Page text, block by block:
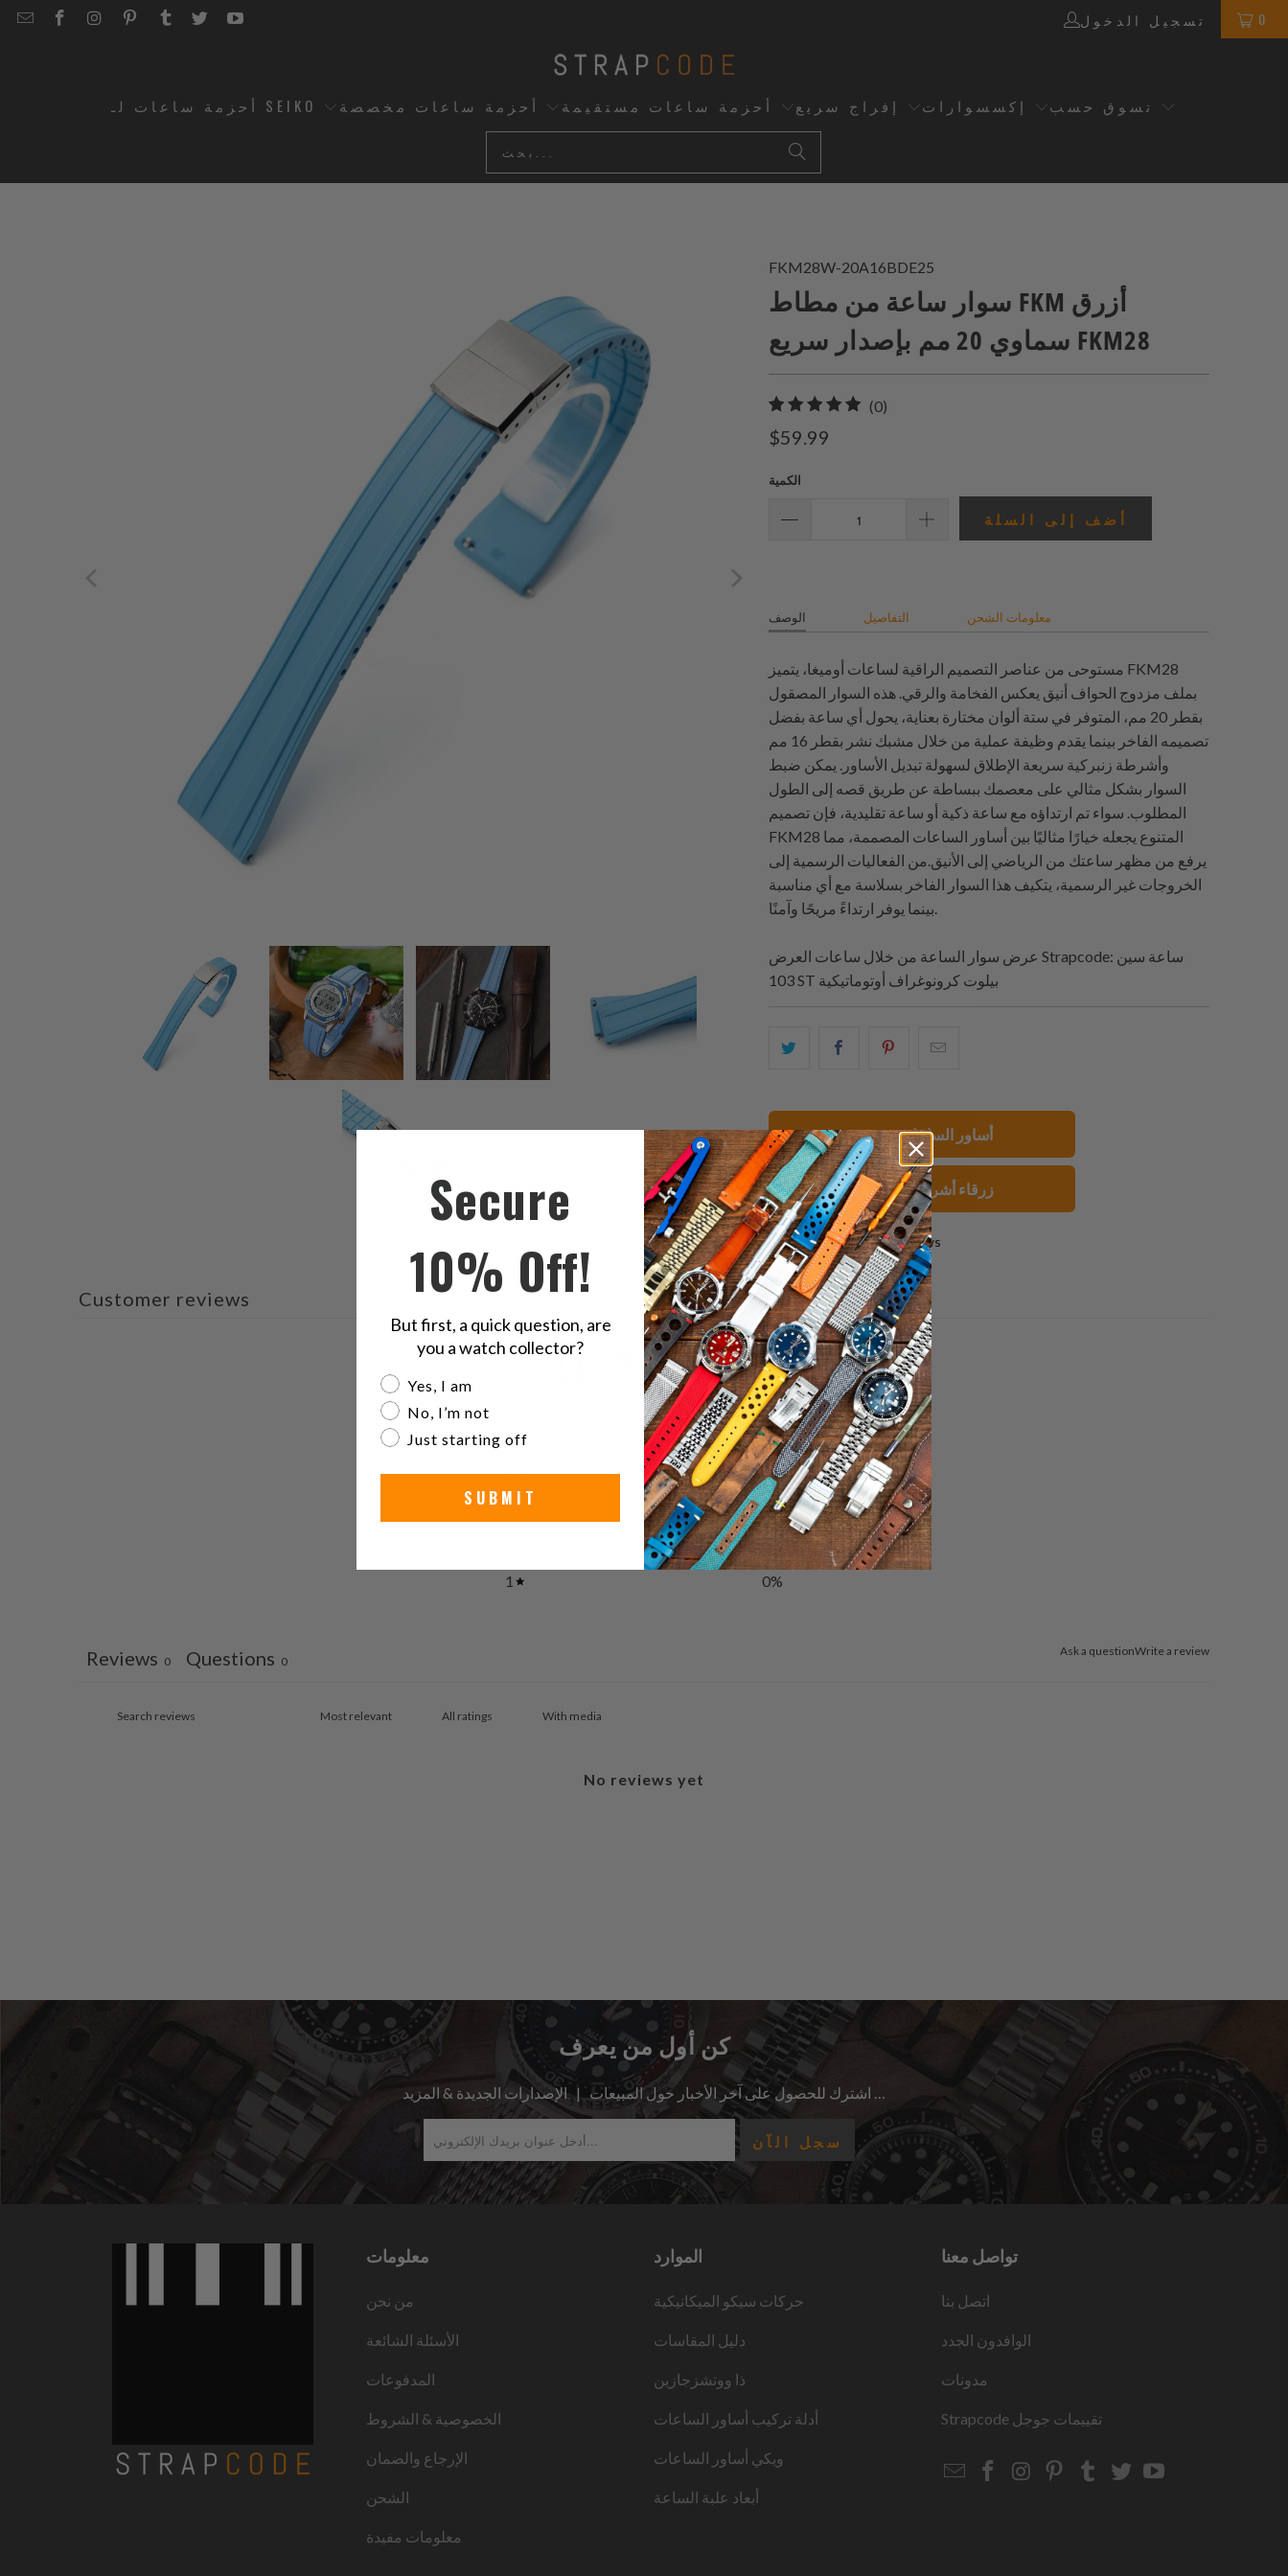
EMAILSTRAPCODE
STRAPCODE
STRAPCODE
STRAPCODE
STRAPCODE
TWITTER
STRAPCODE
YOUTUBE
تسجيل الدخول 0
أحزمة ساعات لـ SEIKO أحزمة ساعات مخصصة أحزمة ساعات مستقيمة إفراج سريع إكسسوارات تسوق حسب
FKM28W-20A16BDE25
سوار ساعة من مطاط FKM أزرق
سماوي 20 مم بإصدار سريع FKM28
(0)
$59.99
الكمية
أضف إلى السلة
الوصف التفاصيل معلومات الشحن
مستوحى من عناصر التصميم الراقية لساعات أوميغا، يتميز FKM28
بملف مزدوج الحواف أنيق يعكس الفخامة والرقي. هذه السوار المصقول
بقطر 20 مم، المتوفر في ستة ألوان مختارة بعناية، يحول أي ساعة بفضل
تصميمه الفاخر بينما يقدم وظيفة عملية من خلال مشبك نشر بقطر 16 مم
وأشرطة زنبركية سريعة الإطلاق لسهولة تبديل الأساور. يمكن ضبط
السوار بشكل مثالي على معصمك ببساطة عن طريق قصه إلى الطول
المطلوب. سواء تم ارتداؤه مع ساعة ذكية أو ساعة تقليدية، فإن تصميم
FKM28 المتنوع يجعله خيارًا مثاليًا بين أساور الساعات المصممة، مما
يرفع من مظهر ساعتك من الرياضي إلى الأنيق.من الفعاليات الرسمية إلى
الخروجات غير الرسمية، يتكيف هذا السوار الفاخر بسلاسة مع أي مناسبة
بينما يوفر ارتداءً مريحًا وآمنًا.
Strapcode: ساعة سين
103 ST بيلوت كرونوغراف أوتوماتيكية
شارك
شارك
شارك
صديق
20mm أساور الساعات
زرقاء أشرطة الساعات
0 reviews
Customer reviews
0 0 reviews
5 0%
4
0%
3
0%
0 %
1
0%
Ask a questionWrite a review
Reviews 0 Questions 0
With media
No reviews yet
كن أول من يعرف
اشترك للحصول على آخر الأخبار حول المبيعات | الإصدارات الجديدة & المزيد …
معلومات
من نحن
الأسئلة الشائعة
المدفوعات
الخصوصية & الشروط
الإرجاع والضمان
الشحن
معلومات مفيدة
الموارد
حركات سيكو الميكانيكية
دليل المقاسات
ذا ووتشزجازين
أدلة تركيب أساور الساعات
ويكي أساور الساعات
أبعاد علبة الساعة
تواصل معنا
اتصل بنا
الوافدون الجدد
مدونات
Strapcode تقييمات جوجل
EmailStrapcode
Strapcode
Strapcode
Strapcode
Strapcode
Secure
10% Off!
But first, a quick question, are
you a watch collector?
Are you a watch collector?
Yes, I am
No, I’m not
Just starting off
SUBMIT